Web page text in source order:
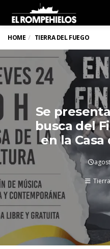
HOME TIERRA DEL FUEGO
Se
busca del
en la